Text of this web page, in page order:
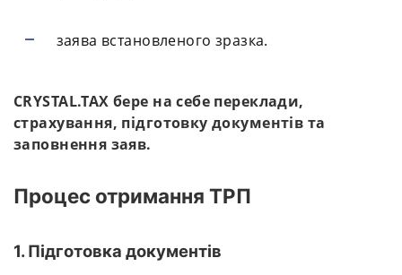
заява встановленого зразка.
CRYSTAL.TAX бере на себе переклади,
страхування, підготовку документів та
заповнення заяв.
Процес отримання ТРП
1. Підготовка документів